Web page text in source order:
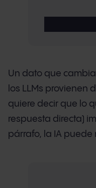
Un dato que
los LLMs provienen
quiere decir que lo
respuesta directa)
párrafo, la IA puede